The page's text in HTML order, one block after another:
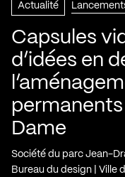
Actualité
Capsules
d’idées en
permanents
Dame
Société du parc Jean-
Bureau du design | Ville